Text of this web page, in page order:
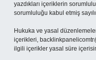
yazdıkları içeriklerin
sorumluluğu kabul etmiş
Hukuka ve yasal
içerikleri,
ilgili içerikler yasal süre